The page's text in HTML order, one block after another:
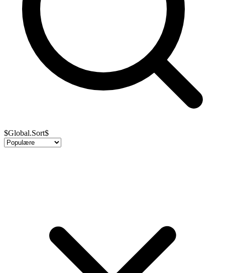
$Global.Sort$